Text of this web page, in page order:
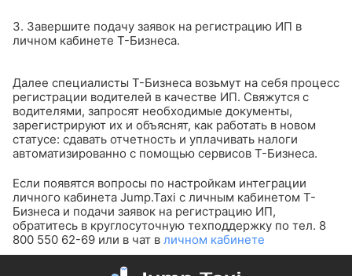
3. Завершите подачу заявок на регистрацию ИП в
личном кабинете Т-Бизнеса.
Далее специалисты Т-Бизнеса возьмут на себя процесс
регистрации водителей в качестве ИП. Свяжутся с
водителями, запросят необходимые документы,
зарегистрируют их и объяснят, как работать в новом
статусе: сдавать отчетность и уплачивать налоги
автоматизированно с помощью сервисов Т-Бизнеса.
Если появятся вопросы по настройкам интеграции
личного кабинета Jump.Taxi c личным кабинетом Т-
Бизнеса и подачи заявок на регистрацию ИП,
обратитесь в круглосуточную техподдержку по тел. 8
800 550 62-69 или в чат в личном кабинете